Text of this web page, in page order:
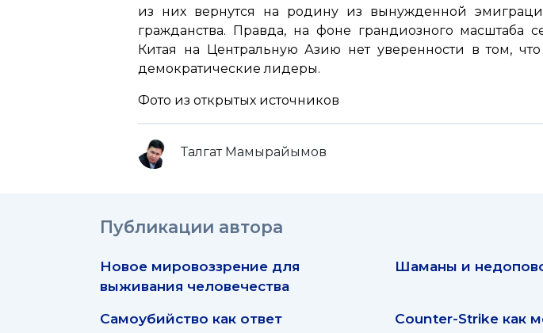
из них вернутся на родину из вынужденной
гражданства. Правда, на фоне грандиозного масштаба
Китая на Центральную Азию нет уверенности в том,
демократические лидеры.
Фото из открытых источников
Талгат Мамырайымов
Публикации автора
Новое мировоззрение для
выживания человечества
Шаманы и
Самоубийство как ответ
Counter-Strike как